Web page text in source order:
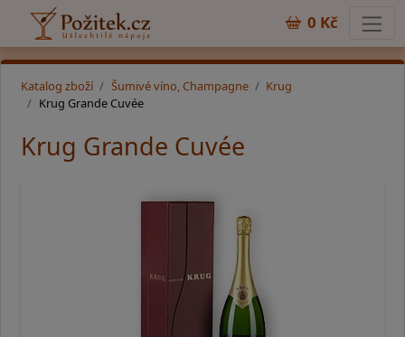
0 Kč
Katalog zboží Šumivé víno, Champagne
Krug
Krug Grande Cuvée
Krug Grande Cuvée